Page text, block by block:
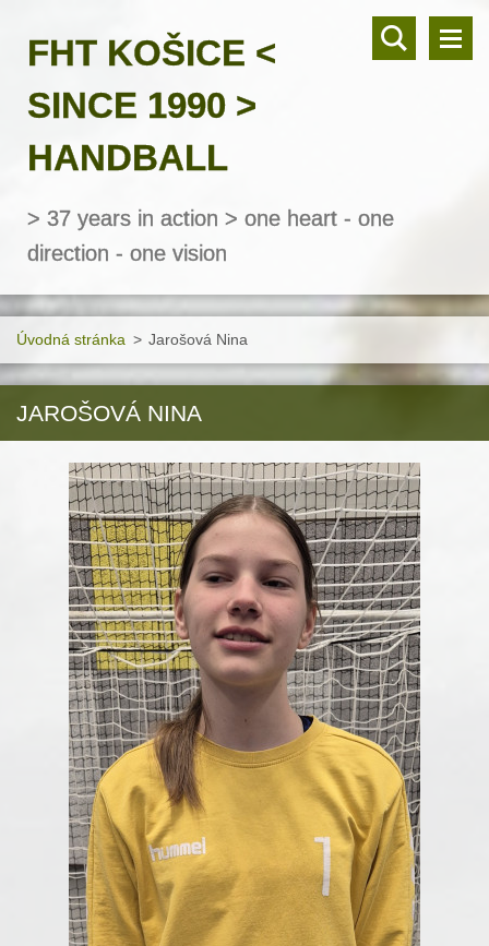
FHT KOŠICE <
SINCE 1990 >
HANDBALL
> 37 years in action > one heart - one
direction - one vision
Úvodná stránka > Jarošová Nina
JAROŠOVÁ NINA